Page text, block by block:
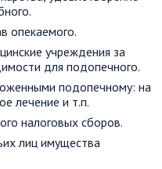
опекаемого.
учреждения за
для подопечного.
подопечному: на
лечение и т.п.
налоговых сборов.
лиц имущества